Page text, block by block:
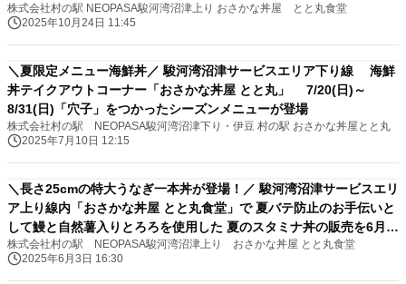
株式会社村の駅 NEOPASA駿河湾沼津上り おさかな丼屋 とと丸食堂
2025年10月24日 11:45
＼夏限定メニュー海鮮丼／ 駿河湾沼津サービスエリア下り線 海鮮
丼テイクアウトコーナー「おさかな丼屋 とと丸」 7/20(日)～
8/31(日)「穴子」をつかったシーズンメニューが登場
株式会社村の駅 NEOPASA駿河湾沼津下り・伊豆 村の駅 おさかな丼屋とと丸
2025年7月10日 12:15
＼長さ25cmの特大うなぎ一本丼が登場！／ 駿河湾沼津サービスエリ
ア上り線内「おさかな丼屋 とと丸食堂」で 夏バテ防止のお手伝いと
して鰻と自然薯入りとろろを使用した 夏のスタミナ丼の販売を6月9
日(月)より販売。
株式会社村の駅 NEOPASA駿河湾沼津上り おさかな丼屋 とと丸食堂
2025年6月3日 16:30